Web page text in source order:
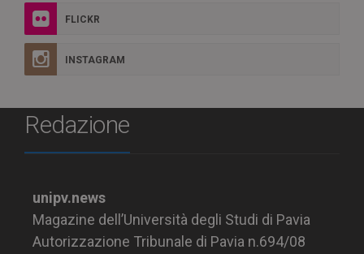
FLICKR
INSTAGRAM
Redazione
unipv.news
Magazine dell’Università degli Studi di Pavia
Autorizzazione Tribunale di Pavia n.694/08